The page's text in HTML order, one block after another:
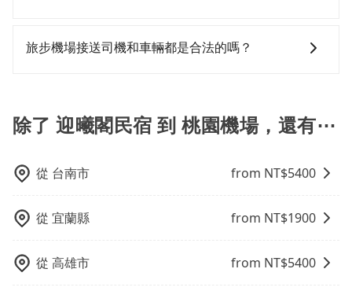
會額外浪費83分鐘在轉乘與等車上，現在還不馬上來預
的拼車共乘服務，最多可再節省50%的交通費用。
行。您可以在預定時選擇9人座車型，享受更舒適的乘車
旅步機場接送司機和車輛都是合法的嗎？
牌車，且所有司機均經過嚴格篩選和培訓，確保乘客的
安全和舒適。
除了 迎曦閣民宿 到 桃園機場，還有⋯
從 台南市 from NT$5400
從 宜蘭縣 from NT$1900
從 高雄市 from NT$5400